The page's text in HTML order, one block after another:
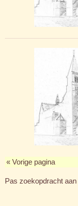
« Vorige pagina
Pas zoekopdracht aan